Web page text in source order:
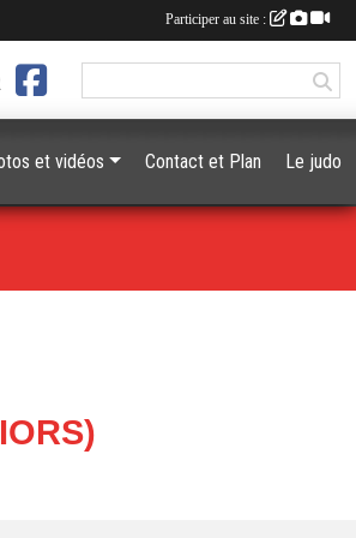
et vidéos Contact et Plan Le judo
Participer au site :